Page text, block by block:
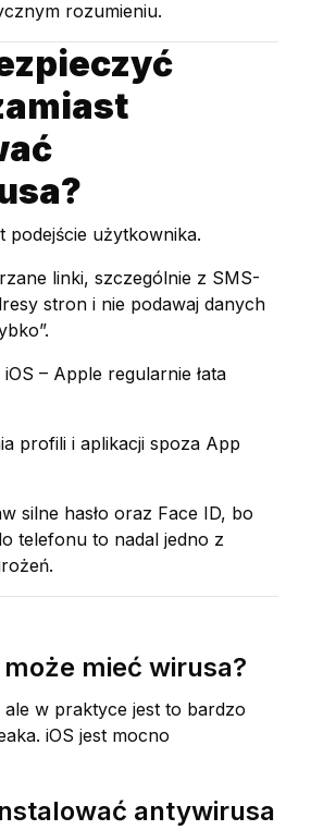
rozumieniu.
podejście użytkownika.
linki, szczególnie z SMS-
stron i nie podawaj danych
– Apple regularnie łata
profili i aplikacji spoza App
silne hasło oraz Face ID, bo
telefonu to nadal jedno z
mieć wirusa?
w praktyce jest to bardzo
iOS jest mocno
antywirusa